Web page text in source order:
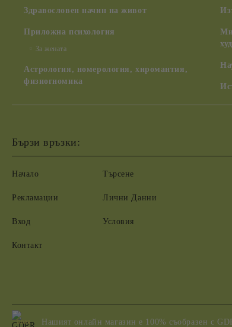
Здравословен начин на живот
Приложна психология
За жената
Астрология, номерология, хиромантия,
физиогномика
Бързи връзки:
Начало
Рекламации
Вход
Контакт
Търсене
Лични Данни
Условия
GDPR Нашият онлайн магазин е 100% съобразен с